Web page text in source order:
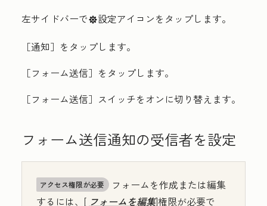
左サイドバーでsettings設定アイコンをタップします。
［通知］をタップします。
［フォーム送信］ をタップします。
［フォーム送信］ スイッチをオンに切り替えます。
フォーム送信通知の受信者を設定
アクセス権限が必要
フォームを作成または編集
するには、[ フォームを編集]権限が必要で